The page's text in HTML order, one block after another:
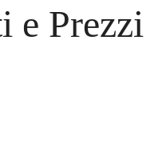
e Prezzi